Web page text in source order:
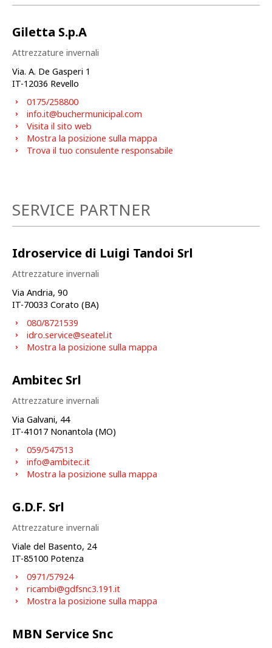
Giletta S.p.A
Attrezzature invernali
Via. A. De Gasperi 1
IT-12036 Revello
0175/258800
info.it@buchermunicipal.com
Visita il sito web
Mostra la posizione sulla mappa
Trova il tuo consulente responsabile
SERVICE PARTNER
Idroservice di Luigi Tandoi Srl
Attrezzature invernali
Via Andria, 90
IT-70033 Corato (BA)
080/8721539
idro.service@seatel.it
Mostra la posizione sulla mappa
Ambitec Srl
Attrezzature invernali
Via Galvani, 44
IT-41017 Nonantola (MO)
059/547513
info@ambitec.it
Mostra la posizione sulla mappa
G.D.F. Srl
Attrezzature invernali
Viale del Basento, 24
IT-85100 Potenza
0971/57924
ricambi@gdfsnc3.191.it
Mostra la posizione sulla mappa
MBN Service Snc